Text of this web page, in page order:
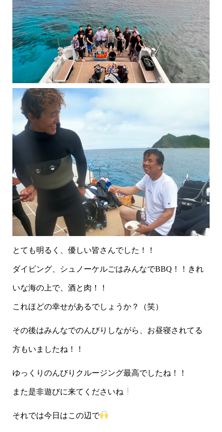
とても明るく、優しい皆さんでした！！
ダイビング、シュノーケルごはみんなでBBQ！！きれ
いな海の上で、酒と肉！！
これほどの幸せがあるでしょうか？（笑）
その後はみんなでのんびりしながら、お昼寝されてる
方もいましたね！！
ゆっくりのんびりクルージング最高でしたね！！
また是非遊びに来てくださいね
それでは今日はこの辺で